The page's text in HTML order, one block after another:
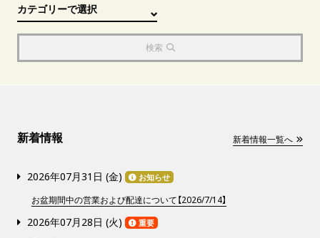
検索
新着情報 新着情報一覧へ
2026年07月31日 (金) お知らせ
お盆期間中の営業および配達について【2026/7/14】
2026年07月28日 (火) 重要